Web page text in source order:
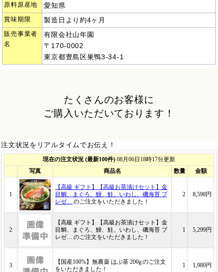
原料原産地 愛知県
賞味期限 製造日より約4ヶ月
販売事業者
名
有限会社山年園
〒170-0002
東京都豊島区巣鴨3-34-1
たくさんのお客様に
ご購入いただいております！
注文状況をリアルタイムでお伝え！